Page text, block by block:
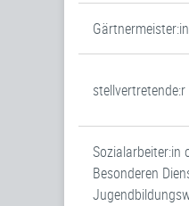
Sozialarbeiter:in
Besonderen